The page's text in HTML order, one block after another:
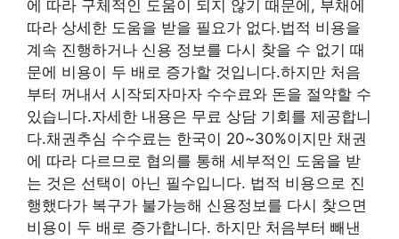
에 따라 구체적인 도움이 되지 않기 때문에, 부채에
따라 상세한 도움을 받을 필요가 없다.법적 비용을
계속 진행하거나 신용 정보를 다시 찾을 수 없기 때
문에 비용이 두 배로 증가할 것입니다.하지만 처음
부터 꺼내서 시작되자마자 수수료와 돈을 절약할 수
있습니다.자세한 내용은 무료 상담 기회를 제공합니
다.채권추심 수수료는 한국이 20~30%이지만 채권
에 따라 다르므로 협의를 통해 세부적인 도움을 받
는 것은 선택이 아닌 필수입니다. 법적 비용으로 진
행했다가 복구가 불가능해 신용정보를 다시 찾으면
비용이 두 배로 증가합니다. 하지만 처음부터 빼낸